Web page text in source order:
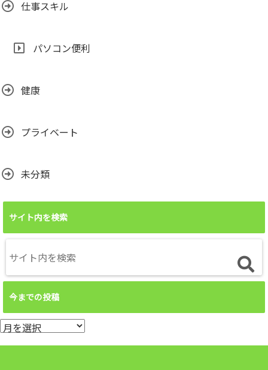
仕事スキル
パソコン便利
健康
プライベート
未分類
サイト内を検索
今までの投稿
今